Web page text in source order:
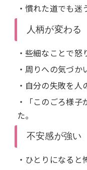
・慣れた道でも迷
人柄が変わる
・些細なことで怒
・周りへの気づか
・自分の失敗を人
・「このごろ様
た。
不安感が強い
・ひとりになると